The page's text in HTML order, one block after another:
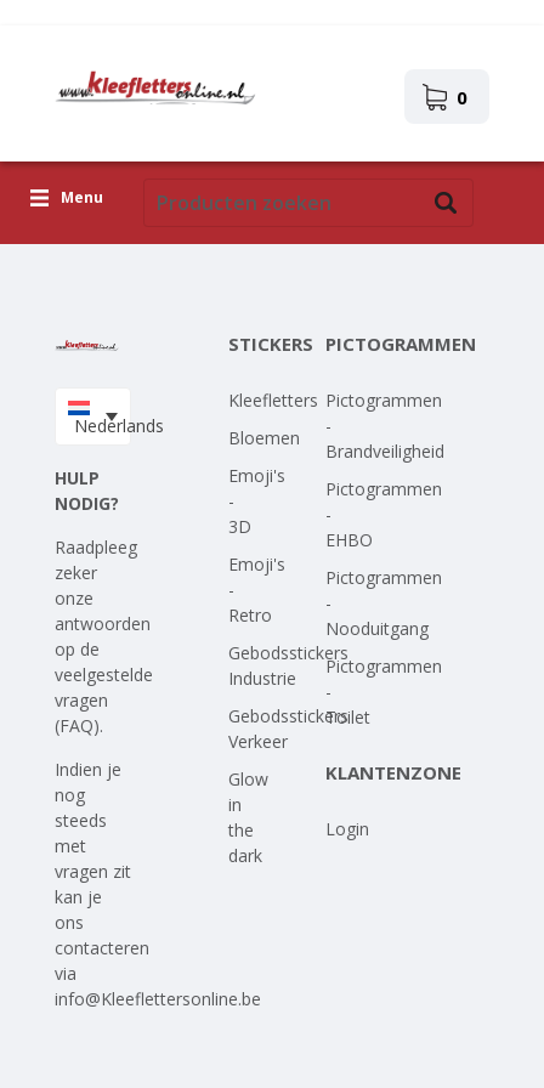
0
Menu
Upload je eigen ontwerp
Nederlands
HULP
NODIG?
Raadpleeg
zeker
onze
antwoorden
op de
veelgestelde
vragen
(FAQ).
Indien je
nog
steeds
met
vragen zit
kan je
ons
contacteren
via
info@Kleeflettersonline.be
STICKERS
Kleefletters
Bloemen
Emoji's
-
3D
Emoji's
-
Retro
Gebodsstickers
Industrie
Gebodsstickers
Verkeer
Glow
in
the
dark
PICTOGRAMMEN
Pictogrammen
-
Brandveiligheid
Pictogrammen
-
EHBO
Pictogrammen
-
Nooduitgang
Pictogrammen
-
Toilet
KLANTENZONE
Login